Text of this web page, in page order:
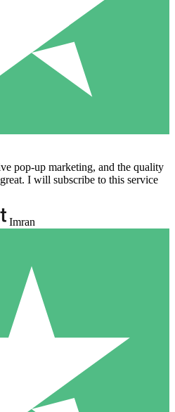
pop-up marketing, and the quality
I will subscribe to this service
Imran